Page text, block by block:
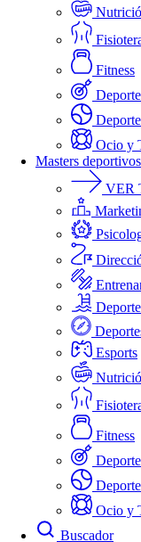
Fitness
Ocio y
Masters deportivos
VER
Esports
Fitness
Ocio y
Buscador